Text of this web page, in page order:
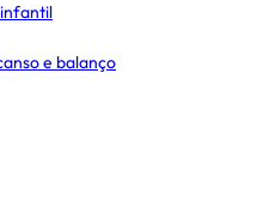
e balanço